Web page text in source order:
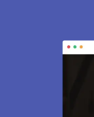
à
e-commerce,